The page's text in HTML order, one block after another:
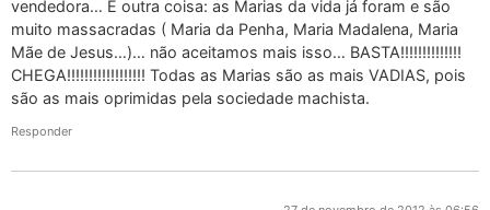
vendedora… E outra coisa: as Marias da vida já foram e são
muito massacradas ( Maria da Penha, Maria Madalena, Maria
Mãe de Jesus…)… não aceitamos mais isso… BASTA!!!!!!!!!!!!!!
CHEGA!!!!!!!!!!!!!!!!!! Todas as Marias são as mais VADIAS, pois
são as mais oprimidas pela sociedade machista.
Responder